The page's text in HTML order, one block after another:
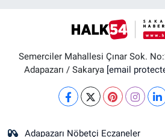
Semerciler Mahallesi Çınar Sok.
Adapazarı / Sakarya [email
Adapazarı Nöbetçi Eczaneler